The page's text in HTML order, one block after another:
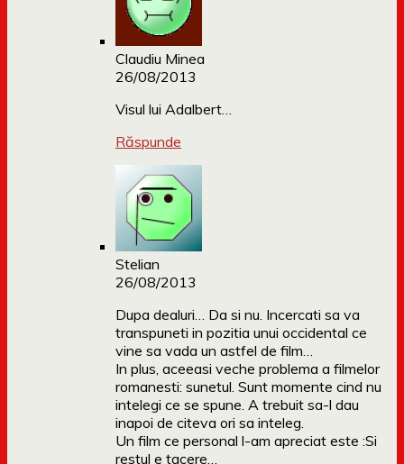
Claudiu Minea
26/08/2013
Visul lui Adalbert…
Răspunde
Stelian
26/08/2013
Dupa dealuri… Da si nu. Incercati sa va
transpuneti in pozitia unui occidental ce
vine sa vada un astfel de film…
In plus, aceeasi veche problema a filmelor
romanesti: sunetul. Sunt momente cind nu
intelegi ce se spune. A trebuit sa-l dau
inapoi de citeva ori sa inteleg.
Un film ce personal l-am apreciat este :Si
restul e tacere…